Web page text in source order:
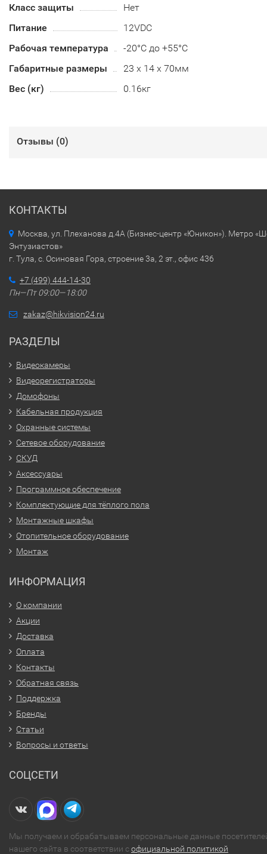
Класс защиты
Нет
Питание
12VDC
Рабочая температура
-20°C до +55°C
Габаритные размеры
23 х 14 х 70мм
Вес (кг)
0.16кг
Отзывы (0)
КОНТАКТЫ
Москва, ул. Плеханова д.4А (Бизнес-центр «Юникон»). Метро
Энтузиастов»
г. Тула, с. Осиновая Гора, строение 3а, 2 эт., офис 436
+7 (499) 444-14-30
Пн—Пт 09:00—18:00
zakaz@hikvision24.ru
РАЗДЕЛЫ
Видеокамеры
Видеорегистраторы
Домофоны
Кабельная продукция
Охранные системы
Сетевое оборудование
СКУД
Аксессуары
Программное обеспечение
Комплектующие для тёплого пола
Монтажные шкафы
Отопительное оборудование
Монтаж
ИНФОРМАЦИЯ
О компании
Акции
Доставка
Оплата
Контакты
Обратная связь
Поддержка
Бренды
Статьи
Вопросы и ответы
СОЦСЕТИ
Мы получаем и обрабатываем персональные данные
нашего сайта в соответствии софициальной политикой